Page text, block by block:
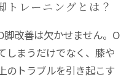
トレーニングとは？
改善は欠かせません。O
しまうだけでなく、膝や
のトラブルを引き起こす